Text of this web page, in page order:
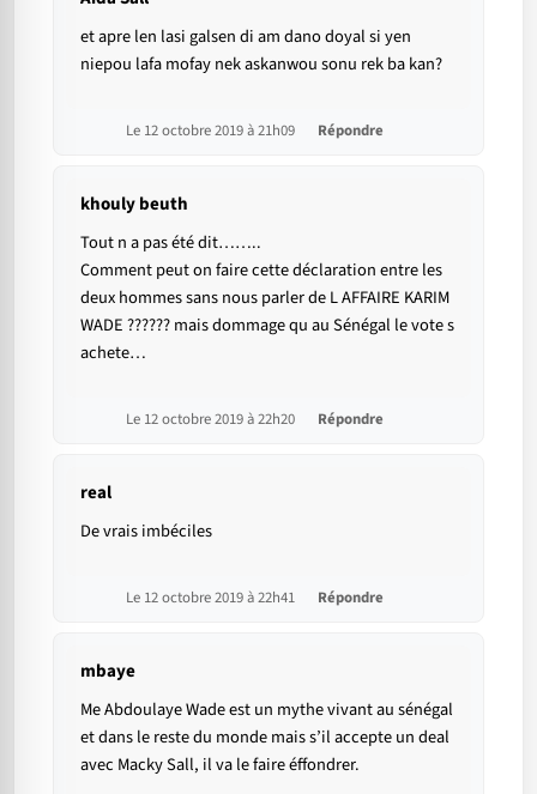
et apre len lasi galsen di am dano doyal si yen
niepou lafa mofay nek askanwou sonu rek ba kan?
Le 12 octobre 2019 à 21h09 Répondre
khouly beuth
Tout n a pas été dit……..
Comment peut on faire cette déclaration entre les
deux hommes sans nous parler de L AFFAIRE KARIM
WADE ?????? mais dommage qu au Sénégal le vote s
achete…
Le 12 octobre 2019 à 22h20 Répondre
real
De vrais imbéciles
Le 12 octobre 2019 à 22h41 Répondre
mbaye
Me Abdoulaye Wade est un mythe vivant au sénégal
et dans le reste du monde mais s’il accepte un deal
avec Macky Sall, il va le faire éffondrer.